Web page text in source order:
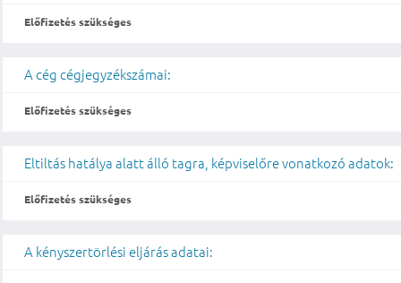
Előfizetés szükséges
A cég cégjegyzékszámai:
Előfizetés szükséges
Eltiltás hatálya alatt álló tagra, képviselőre vonatkozó adatok:
Előfizetés szükséges
A kényszertörlési eljárás adatai: